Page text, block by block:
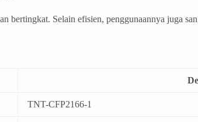
bertingkat. Selain efisien, penggunaannya juga
TNT-CFP2166-1